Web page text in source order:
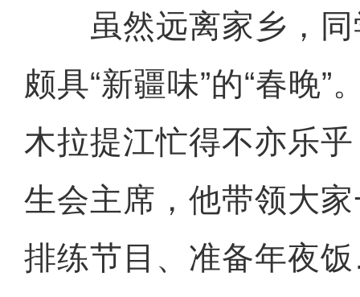
虽然远离家乡，同
颇具“新疆味”的“春晚”
木拉提江忙得不亦乐
生会主席，他带领大
排练节目、准备年夜